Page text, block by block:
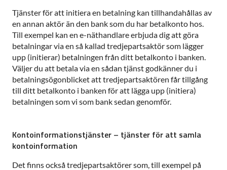
Tjänster för att initiera en betalning kan tillhandahållas av
en annan aktör än den bank som du har betalkonto hos.
Till exempel kan en e-näthandlare erbjuda dig att göra
betalningar via en så kallad tredjepartsaktör som lägger
upp (initierar) betalningen från ditt betalkonto i banken.
Väljer du att betala via en sådan tjänst godkänner du i
betalningsögonblicket att tredjepartsaktören får tillgång
till ditt betalkonto i banken för att lägga upp (initiera)
betalningen som vi som bank sedan genomför.
Kontoinformationstjänster – tjänster för att samla
kontoinformation
Det finns också tredjepartsaktörer som, till exempel på